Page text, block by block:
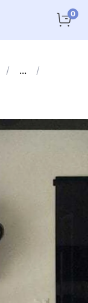
0
...